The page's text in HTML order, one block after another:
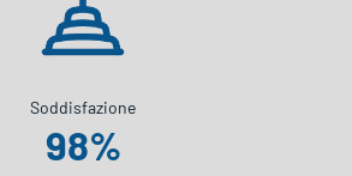
Soddisfazione
98%